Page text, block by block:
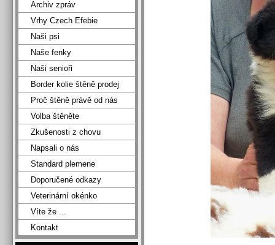
Archiv zpráv
Vrhy Czech Efebie
Naši psi
Naše fenky
Naši senioři
Border kolie štěně prodej
Proč štěně právě od nás
Volba štěněte
Zkušenosti z chovu
Napsali o nás
Standard plemene
Doporučené odkazy
Veterinární okénko
Víte že ...
Kontakt